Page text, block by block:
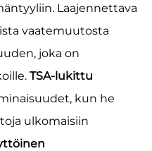
Laajennettava
vaatemuutosta
joka on
TSA-lukittu
kun he
ulkomaisiin